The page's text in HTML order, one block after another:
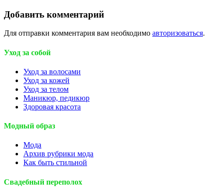
Добавить комментарий
Для отправки комментария вам необходимо авторизоваться.
Уход за собой
Уход за волосами
Уход за кожей
Уход за телом
Маникюр, педикюр
Здоровая красота
Модный образ
Мода
Архив рубрики мода
Как быть стильной
Свадебный переполох